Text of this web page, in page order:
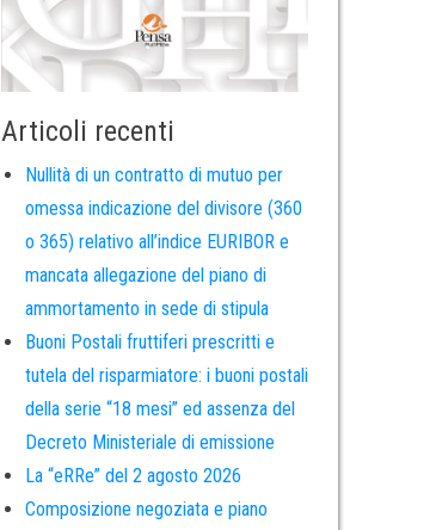
Articoli recenti
Nullità di un contratto di mutuo per
omessa indicazione del divisore (360
o 365) relativo all’indice EURIBOR e
mancata allegazione del piano di
ammortamento in sede di stipula
Buoni Postali fruttiferi prescritti e
tutela del risparmiatore: i buoni postali
della serie “18 mesi” ed assenza del
Decreto Ministeriale di emissione
La “eRRe” del 2 agosto 2026
Composizione negoziata e piano